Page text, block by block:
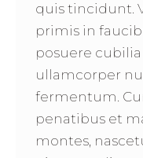
quis tincidunt.
primis in
posuere cubilia
ullamcorper
fermentum.
penatibus et
montes,